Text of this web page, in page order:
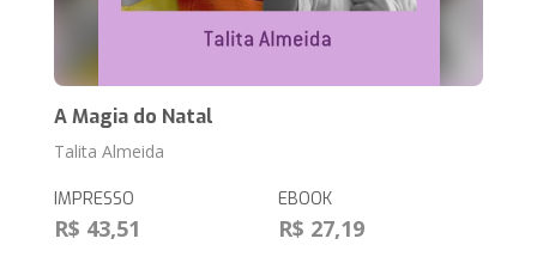
A Magia do Natal
Talita Almeida
IMPRESSO
R$ 43,51
EBOOK
R$ 27,19